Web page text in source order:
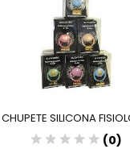
CHUPETE SILICONA
(0)